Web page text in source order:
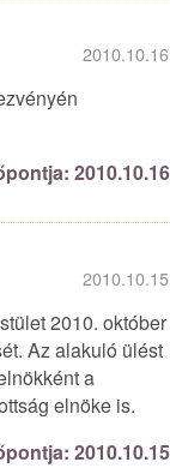
2010.10.16
2010. október
Az alakuló ülést
a
elnöke is.
2010.10.15